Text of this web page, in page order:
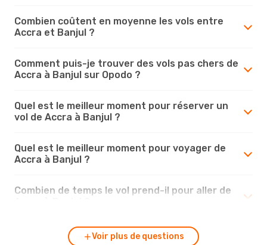
Combien coûtent en moyenne les vols entre
Accra et Banjul ?
Comment puis-je trouver des vols pas chers de
Accra à Banjul sur Opodo ?
Quel est le meilleur moment pour réserver un
vol de Accra à Banjul ?
Quel est le meilleur moment pour voyager de
Accra à Banjul ?
Combien de temps le vol prend-il pour aller de
Voir plus de questions